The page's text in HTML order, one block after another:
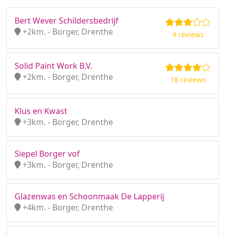
Bert Wever Schildersbedrijf
+2km. - Borger, Drenthe
4 reviews
Solid Paint Work B.V.
+2km. - Borger, Drenthe
18 reviews
Klus en Kwast
+3km. - Borger, Drenthe
Siepel Borger vof
+3km. - Borger, Drenthe
Glazenwas en Schoonmaak De Lapperij
+4km. - Borger, Drenthe